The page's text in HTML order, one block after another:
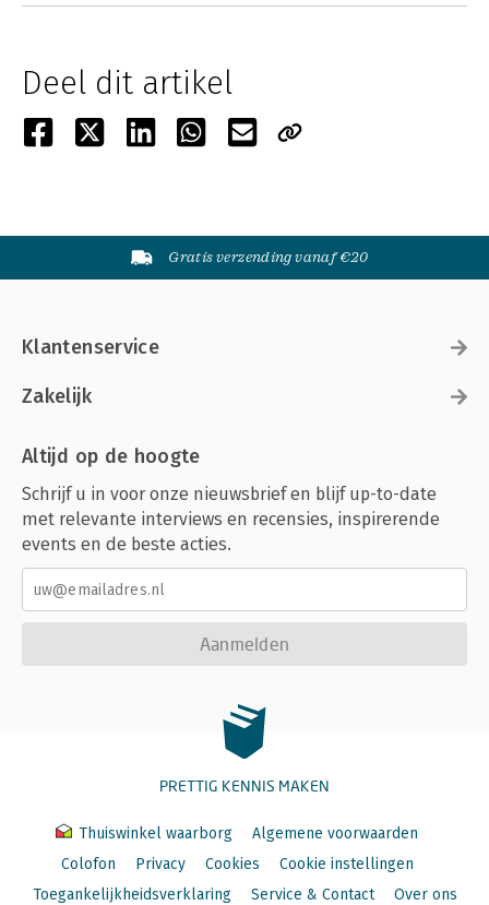
Deel dit artikel
Gratis verzending vanaf €20
Klantenservice
Zakelijk
Altijd op de hoogte
Schrijf u in voor onze nieuwsbrief en blijf up-to-date
met relevante interviews en recensies, inspirerende
events en de beste acties.
Aanmelden
PRETTIG KENNIS MAKEN
Thuiswinkel waarborg
Algemene voorwaarden
Colofon
Privacy Cookies
Cookie instellingen
Toegankelijkheidsverklaring
Service & Contact Over ons